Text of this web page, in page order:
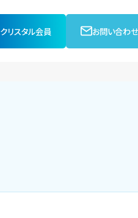
クリスタル会員 お問い合わせ